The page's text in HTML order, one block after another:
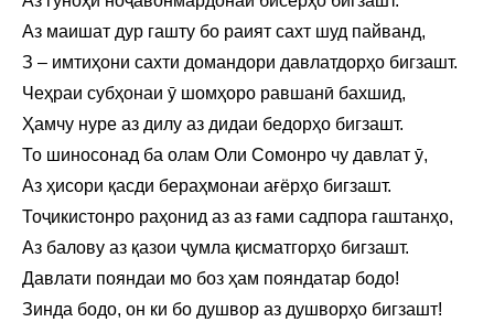
Аз маишат дур гашту бо раият сахт шуд пайванд,
З – имтиҳони сахти домандори давлатдорҳо бигзашт.
Чеҳраи субҳонаи ӯ шомҳоро равшанӣ бахшид,
Ҳамчу нуре аз дилу аз дидаи бедорҳо бигзашт.
То шиносонад ба олам Оли Сомонро чу давлат ӯ,
Аз ҳисори қасди бераҳмонаи ағёрҳо бигзашт.
Тоҷикистонро раҳонид аз аз ғами садпора гаштанҳо,
Аз балову аз қазои ҷумла қисматгорҳо бигзашт.
Давлати пояндаи мо боз ҳам пояндатар бодо!
Зинда бодо, он ки бо душвор аз душворҳо бигзашт!